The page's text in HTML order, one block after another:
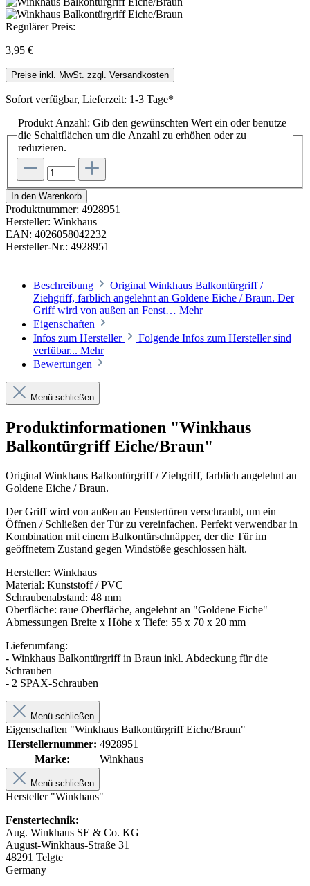
Regulärer Preis:
3,95 €
Preise inkl. MwSt. zzgl. Versandkosten
Sofort verfügbar, Lieferzeit: 1-3 Tage*
Produkt Anzahl: Gib den gewünschten Wert ein oder benutze
die Schaltflächen um die Anzahl zu erhöhen oder zu
reduzieren.
In den Warenkorb
Produktnummer: 4928951
Hersteller: Winkhaus
EAN: 4026058042232
Hersteller-Nr.: 4928951
Beschreibung
Original Winkhaus Balkontürgriff /
Ziehgriff, farblich angelehnt an Goldene Eiche / Braun. Der
Griff wird von außen an Fenst… Mehr
Eigenschaften
Infos zum Hersteller
Folgende Infos zum Hersteller sind
verfübar... Mehr
Bewertungen
Menü schließen
Produktinformationen "Winkhaus
Balkontürgriff Eiche/Braun"
Original Winkhaus Balkontürgriff / Ziehgriff, farblich angelehnt an
Goldene Eiche / Braun.
Der Griff wird von außen an Fenstertüren verschraubt, um ein
Öffnen / Schließen der Tür zu vereinfachen. Perfekt verwendbar in
Kombination mit einem Balkontürschnäpper, der die Tür im
geöffnetem Zustand gegen Windstöße geschlossen hält.
Hersteller: Winkhaus
Material: Kunststoff / PVC
Schraubenabstand: 48 mm
Oberfläche: raue Oberfläche, angelehnt an "Goldene Eiche"
Abmessungen Breite x Höhe x Tiefe: 55 x 70 x 20 mm
Lieferumfang:
- Winkhaus Balkontürgriff in Braun inkl. Abdeckung für die
Schrauben
- 2 SPAX-Schrauben
Menü schließen
Eigenschaften "Winkhaus Balkontürgriff Eiche/Braun"
Herstellernummer: 4928951
Marke:
Winkhaus
Menü schließen
Hersteller "Winkhaus"
Fenstertechnik:
Aug. Winkhaus SE & Co. KG
August-Winkhaus-Straße 31
48291 Telgte
Germany